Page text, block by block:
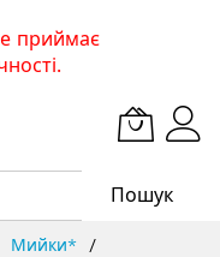
приймає
Пошук
Мийки*